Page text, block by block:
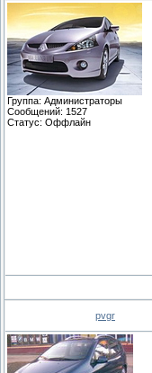
Группа: Администраторы
Сообщений: 1527
Статус: Оффлайн
pvgr